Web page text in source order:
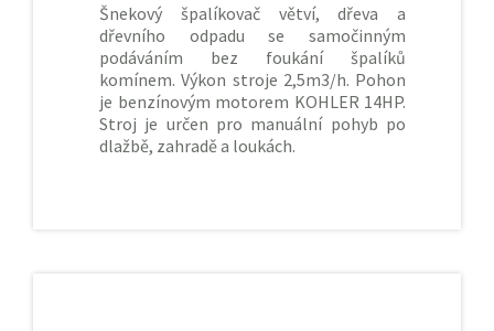
Šnekový špalíkovač větví, dřeva a
dřevního odpadu se samočinným
podáváním bez foukání špalíků
komínem. Výkon stroje 2,5m3/h. Pohon
je benzínovým motorem KOHLER 14HP.
Stroj je určen pro manuální pohyb po
dlažbě, zahradě a loukách.